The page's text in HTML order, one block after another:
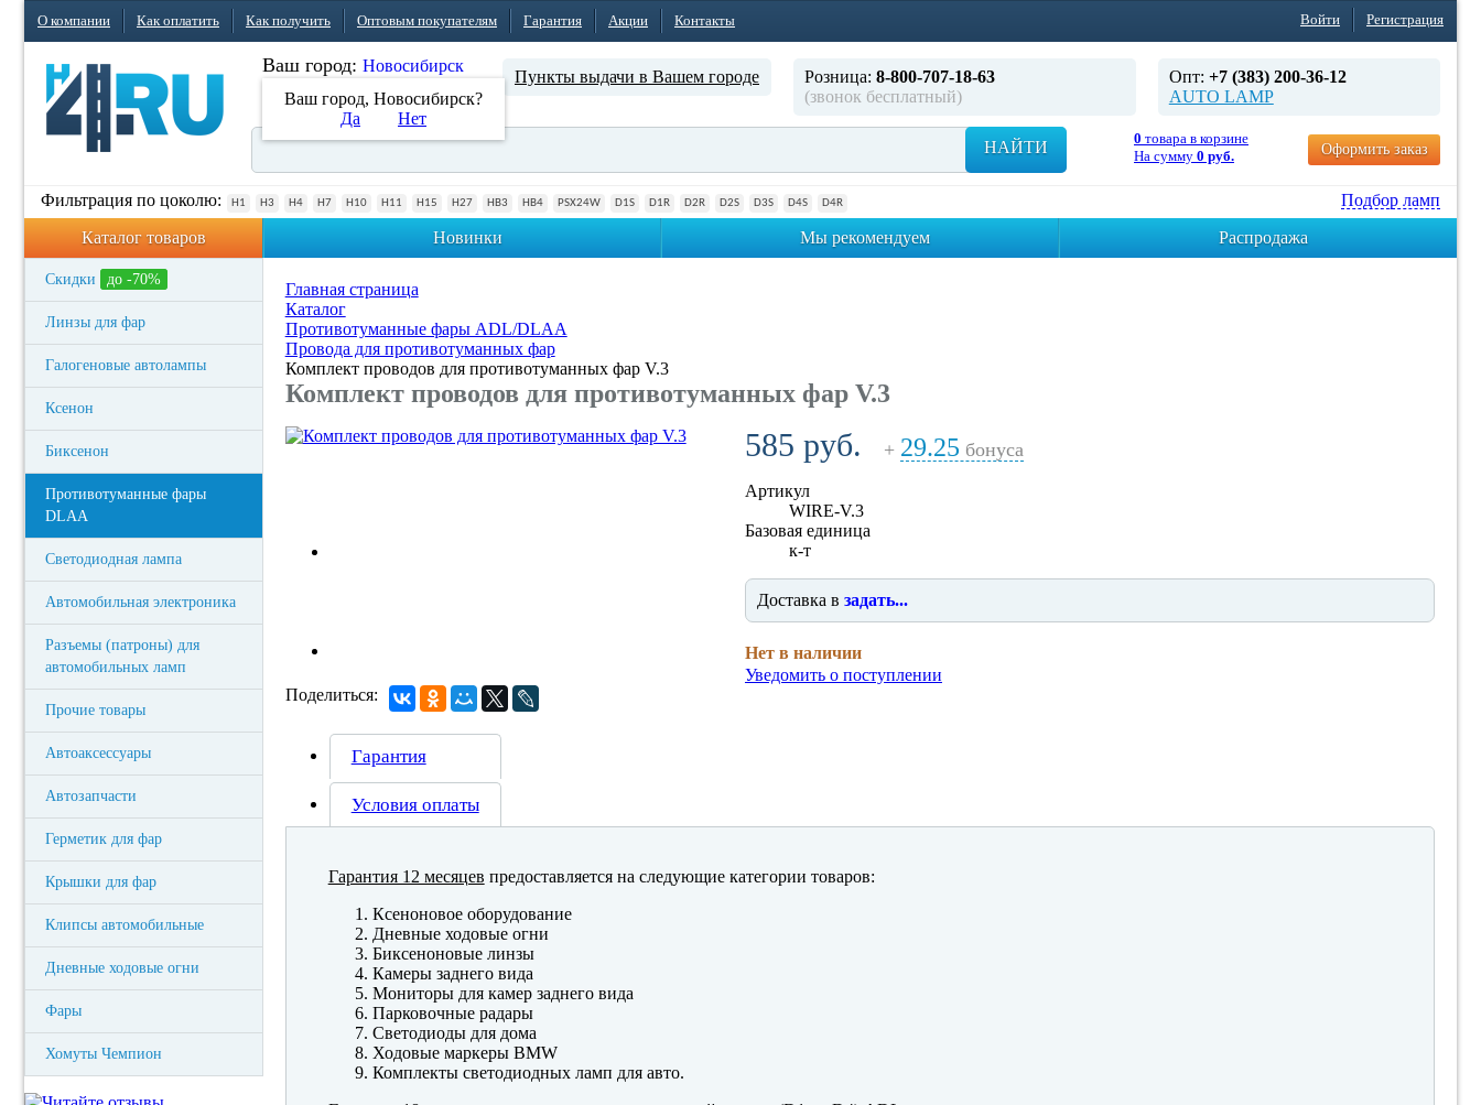
О компании Как оплатить Как получить Оптовым покупателям Гарантия Акции Контакты Войти Регистрация
Ваш город: Новосибирск
Ваш город, Новосибирск?
Да
Нет
Пункты выдачи в Вашем городе Розница: 8-800-707-18-63
(звонок бесплатный)
Опт: +7 (383) 200-36-12
AUTO LAMP
НАЙТИ 0 товара в корзине
На сумму 0 руб. Оформить заказ
Фильтрация по цоколю: H1 H3 H4 H7 H10 H11 H15 H27 HB3 HB4 PSX24W D1S D1R D2R D2S D3S D4S D4R
Подбор ламп
Каталог товаров
Новинки Мы рекомендуем Распродажа
Скидки до -70%
Линзы для фар
Галогеновые автолампы
Ксенон
Биксенон
Противотуманные фары
DLAA
Светодиодная лампа
Автомобильная электроника
Разъемы (патроны) для
автомобильных ламп
Прочие товары
Автоаксессуары
Автозапчасти
Герметик для фар
Крышки для фар
Клипсы автомобильные
Дневные ходовые огни
Фары
Хомуты Чемпион
Главная страница
Каталог
Противотуманные фары ADL/DLAA
Провода для противотуманных фар
Комплект проводов для противотуманных фар V.3
Комплект проводов для противотуманных фар V.3
585 руб. + 29.25 бонуса
Артикул
WIRE-V.3
Базовая единица
к-т
Доставка в задать...
Нет в наличии
Уведомить о поступлении
Поделиться:
Гарантия
Условия оплаты
Гарантия 12 месяцев предоставляется на следующие категории товаров:
Ксеноновое оборудование
Дневные ходовые огни
Биксеноновые линзы
Камеры заднего вида
Мониторы для камер заднего вида
Парковочные радары
Светодиоды для дома
Ходовые маркеры BMW
Комплекты светодиодных ламп для авто.